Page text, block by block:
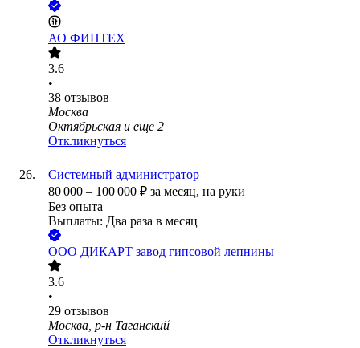
АО ФИНТЕХ
3.6
•
38 отзывов
Москва
Октябрьская и еще 2
Откликнуться
Системный администратор
80 000 – 100 000 ₽ за месяц, на руки
Без опыта
Выплаты: Два раза в месяц
ООО ДИКАРТ завод гипсовой лепнины
3.6
•
29 отзывов
Москва, р-н Таганский
Откликнуться